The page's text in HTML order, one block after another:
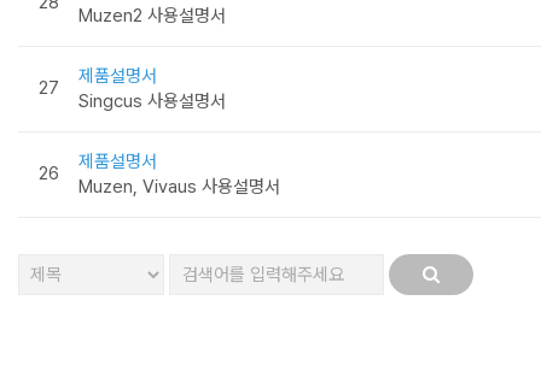
Muzen2 사용설명서
27
제품설명서
Singcus 사용설명서
26
제품설명서
Muzen, Vivaus 사용설명서